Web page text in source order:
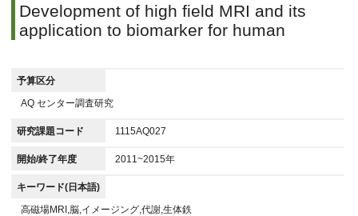
Development of high field MRI and its
application to biomarker for human
予算区分
AQ センター調査研究
研究課題コード 1115AQ027
開始/終了年度 2011~2015年
キーワード(日本語)
高磁場MRI,脳,イメージング,代謝,生体鉄